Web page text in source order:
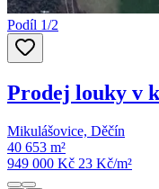
Podíl 1/2
Prodej louky v
Mikulášovice, Děčín
40 653 m²
949 000 Kč 23 Kč/m²